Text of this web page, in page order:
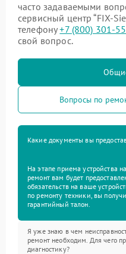
часто задаваемыми
сервисный центр “FIX-
телефону+7 (800) 301-
свой вопрос.
Вопросы по
Какие документы вы
На этапе приема устройства
ремонт вам будет
обязательств на ваше
по ремонту техники, вы
гарантийный талон.
Я уже знаю в чем
ремонт необходим. Для чего
диагностику?